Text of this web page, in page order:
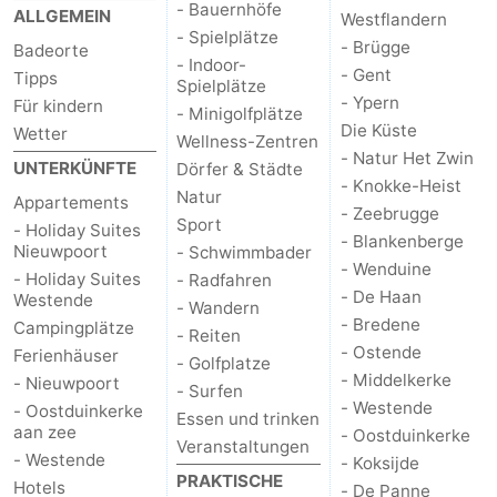
ALLGEMEIN
Badeorte
Tipps
Für kindern
Wetter
UNTERKÜNFTE
Appartements
- Holiday Suites
Nieuwpoort
- Holiday Suites
Westende
Campingplätze
Ferienhäuser
- Nieuwpoort
- Oostduinkerke
aan zee
- Westende
Hotels
- Bauernhöfe
- Spielplätze
- Indoor-
Spielplätze
- Minigolfplätze
Wellness-Zentren
Dörfer & Städte
Natur
Sport
- Schwimmbader
- Radfahren
- Wandern
- Reiten
- Golfplatze
- Surfen
Essen und trinken
Veranstaltungen
PRAKTISCHE
Westflandern
- Brügge
- Gent
- Ypern
Die Küste
- Natur Het Zwin
- Knokke-Heist
- Zeebrugge
- Blankenberge
- Wenduine
- De Haan
- Bredene
- Ostende
- Middelkerke
- Westende
- Oostduinkerke
- Koksijde
- De Panne